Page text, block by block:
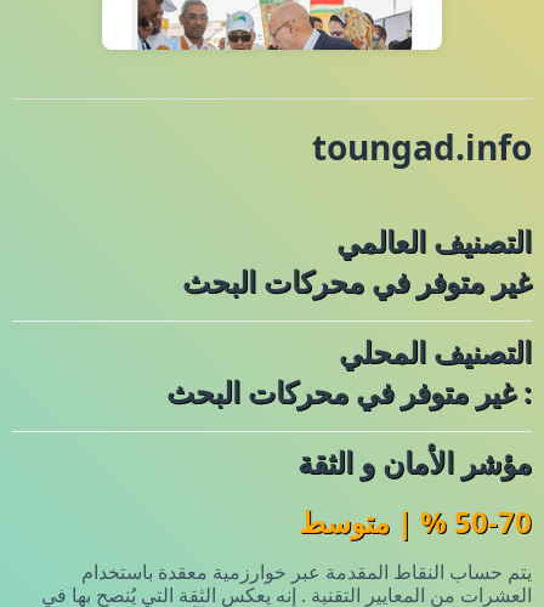
toungad.info
التصنيف العالمي
غير متوفر في محركات البحث
التصنيف المحلي
: غير متوفر في محركات البحث
مؤشر الأمان و الثقة
50-70 % | متوسط
يتم حساب النقاط المقدمة عبر خوارزمية معقدة باستخدام
العشرات من المعايير التقنية . إنه يعكس الثقة التي يُنصح بها في